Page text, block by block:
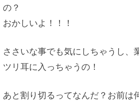
の？
おかしいよ！！！
ささいな事でも気にしちゃうし、
ツリ耳に入っちゃうの！
あと割り切るってなんだ？お前は